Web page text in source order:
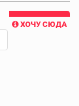
ХОЧУ СЮДА